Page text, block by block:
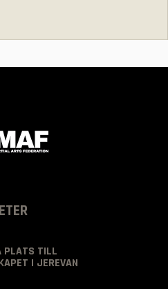
PLATS TILL
I JEREVAN